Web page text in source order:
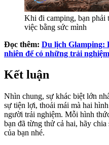
Khi đi camping, bạn phải
việc bằng sức mình
Đọc thêm: Du lịch Glamping:
nhiên để có những trải
Kết luận
Nhìn chung, sự khác biệt lớn
sự tiện lợi, thoải mái mà hai
người trải nghiệm. Mỗi hình
bạn đã từng thử cả hai, hãy
của bạn nhé.